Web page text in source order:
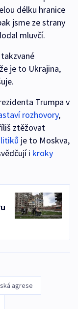
délku hranice
jsme ze strany
mluvčí.
je to Ukrajina,
Trumpa v
rozhovory,
ztěžovat
je to Moskva,
i kroky
agrese